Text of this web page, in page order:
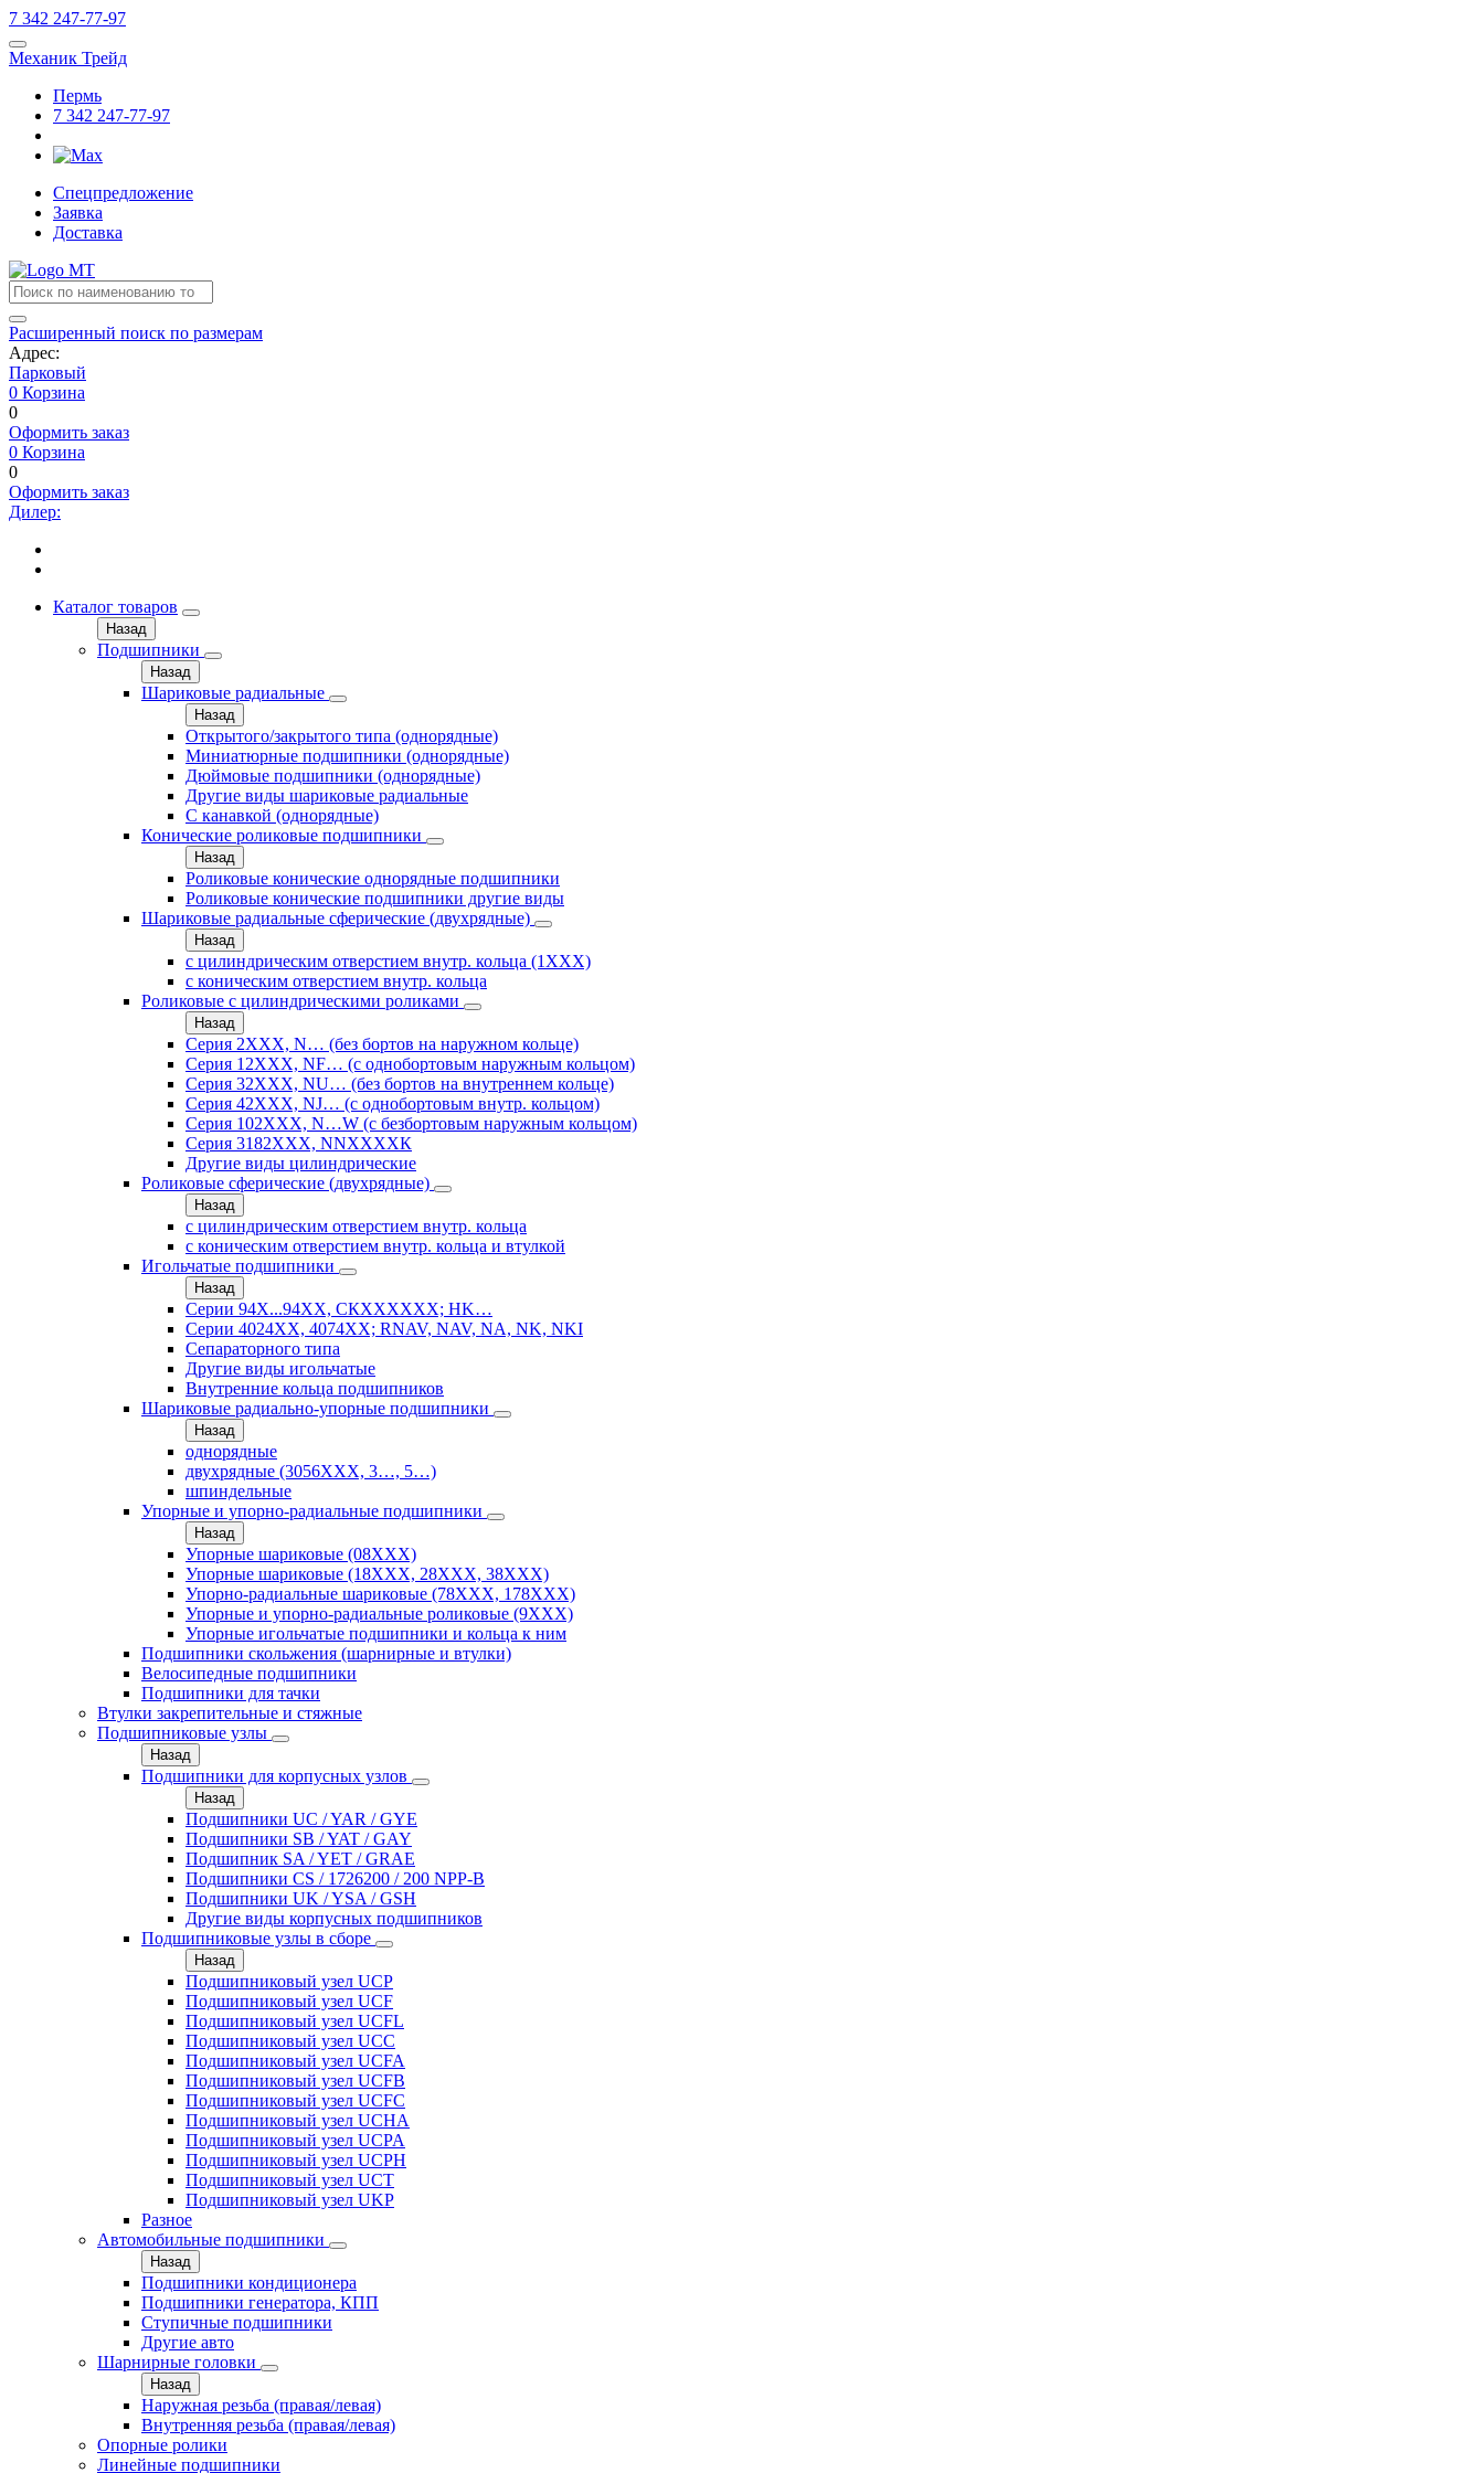
7 342 247-77-97
Механик Трейд
Пермь
7 342 247-77-97
Спецпредложение
Заявка
Доставка
Расширенный поиск по размерам
Адрес:
Парковый
0 Корзина
0
Оформить заказ
0 Корзина
0
Оформить заказ
Дилер:
Каталог товаров
Назад
Подшипники
Назад
Шариковые радиальные
Назад
Открытого/закрытого типа (однорядные)
Миниатюрные подшипники (однорядные)
Дюймовые подшипники (однорядные)
Другие виды шариковые радиальные
С канавкой (однорядные)
Конические роликовые подшипники
Назад
Роликовые конические однорядные подшипники
Роликовые конические подшипники другие виды
Шариковые радиальные сферические (двухрядные)
Назад
с цилиндрическим отверстием внутр. кольца (1ХХХ)
с коническим отверстием внутр. кольца
Роликовые с цилиндрическими роликами
Назад
Серия 2ХХХ, N… (без бортов на наружном кольце)
Серия 12ХХХ, NF… (с однобортовым наружным кольцом)
Серия 32ХХХ, NU… (без бортов на внутреннем кольце)
Серия 42ХХХ, NJ… (с однобортовым внутр. кольцом)
Серия 102ХХХ, N…W (с безбортовым наружным кольцом)
Серия 3182ХХХ, NNХХХХК
Другие виды цилиндрические
Роликовые сферические (двухрядные)
Назад
с цилиндрическим отверстием внутр. кольца
с коническим отверстием внутр. кольца и втулкой
Игольчатые подшипники
Назад
Серии 94Х...94ХХ, СКХХХХХХ; HK…
Серии 4024ХХ, 4074ХХ; RNAV, NAV, NA, NK, NKI
Сепараторного типа
Другие виды игольчатые
Внутренние кольца подшипников
Шариковые радиально-упорные подшипники
Назад
однорядные
двухрядные (3056ХХХ, 3…, 5…)
шпиндельные
Упорные и упорно-радиальные подшипники
Назад
Упорные шариковые (08XXX)
Упорные шариковые (18XXX, 28XXХ, 38ХХХ)
Упорно-радиальные шариковые (78XXX, 178ХХХ)
Упорные и упорно-радиальные роликовые (9ХХХ)
Упорные игольчатые подшипники и кольца к ним
Подшипники скольжения (шарнирные и втулки)
Велосипедные подшипники
Подшипники для тачки
Втулки закрепительные и стяжные
Подшипниковые узлы
Назад
Подшипники для корпусных узлов
Назад
Подшипники UC / YAR / GYE
Подшипники SB / YAT / GAY
Подшипник SA / YET / GRAE
Подшипники CS / 1726200 / 200 NPP-B
Подшипники UK / YSA / GSH
Другие виды корпусных подшипников
Подшипниковые узлы в сборе
Назад
Подшипниковый узел UCP
Подшипниковый узел UCF
Подшипниковый узел UCFL
Подшипниковый узел UCC
Подшипниковый узел UCFA
Подшипниковый узел UCFB
Подшипниковый узел UCFC
Подшипниковый узел UCHA
Подшипниковый узел UCPA
Подшипниковый узел UCPH
Подшипниковый узел UCT
Подшипниковый узел UKP
Разное
Автомобильные подшипники
Назад
Подшипники кондиционера
Подшипники генератора, КПП
Ступичные подшипники
Другие авто
Шарнирные головки
Назад
Наружная резьба (правая/левая)
Внутренняя резьба (правая/левая)
Опорные ролики
Линейные подшипники